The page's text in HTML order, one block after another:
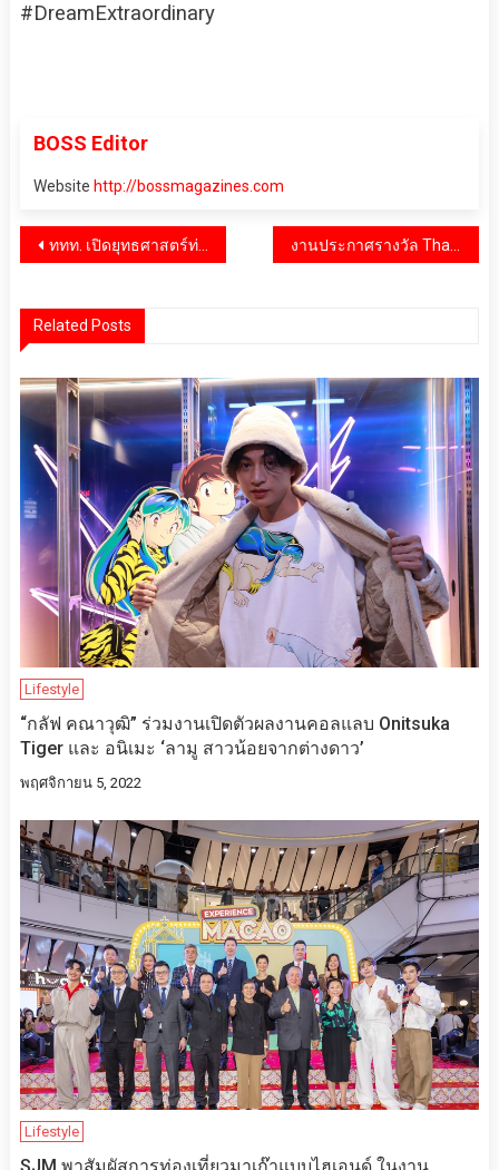
#DreamExtraordinary
BOSS Editor
Website http://bossmagazines.com
แนะแนว
ททท. เปิดยุทธศาสตร์ท่องเที่ยวเชิงการทูตชู ‘Soft Power เสน่ห์ไทย’ สร้างสัมพันธ์ระหว่างประเทศ ผ่านโครงการ “เที่ยวไทยกับ Diplomat : 5 Must Do สุขทุกเส้นทาง” งานประกาศรางวัล Thailand Real Estate Agent Awards 2025 เฉลิมฉลองความสำเร็จและยกย่องความเป็นเลิศของนายหน้าอสังหาริมทรัพย์ไทย
Related Posts
Lifestyle
“กลัฟ คณาวุฒิ” ร่วมงานเปิดตัวผลงานคอลแลบ​​ Onitsuka
Tiger และ อนิเมะ ‘ลามู สาวน้อยจากต่างดาว’
พฤศจิกายน 5, 2022
Lifestyle